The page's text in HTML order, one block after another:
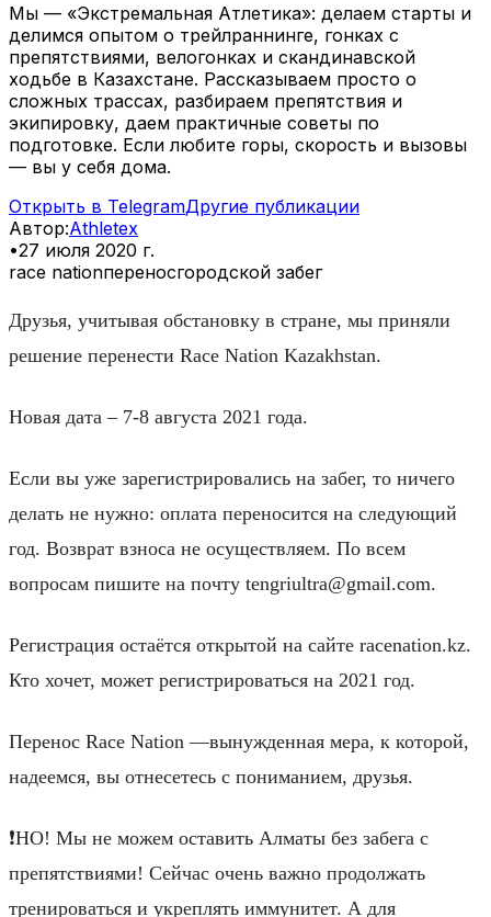
Мы — «Экстремальная Атлетика»: делаем старты и
делимся опытом о трейлраннинге, гонках с
препятствиями, велогонках и скандинавской
ходьбе в Казахстане. Рассказываем просто о
сложных трассах, разбираем препятствия и
экипировку, даем практичные советы по
подготовке. Если любите горы, скорость и вызовы
— вы у себя дома.
Открыть в TelegramДругие публикации
Автор:Athletex
•27 июля 2020 г.
race nationпереносгородской забег
Друзья, учитывая обстановку в стране, мы приняли
решение перенести Race Nation Kazakhstan.
Новая дата – 7-8 августа 2021 года.
Если вы уже зарегистрировались на забег, то ничего
делать не нужно: оплата переносится на следующий
год. Возврат взноса не осуществляем. По всем
вопросам пишите на почту tengriultra@gmail.com.
Регистрация остаётся открытой на сайте racenation.kz.
Кто хочет, может регистрироваться на 2021 год.
Перенос Race Nation —вынужденная мера, к которой,
надеемся, вы отнесетесь с пониманием, друзья.
❗НО! Мы не можем оставить Алматы без забега с
препятствиями! Сейчас очень важно продолжать
тренироваться и укреплять иммунитет. А для